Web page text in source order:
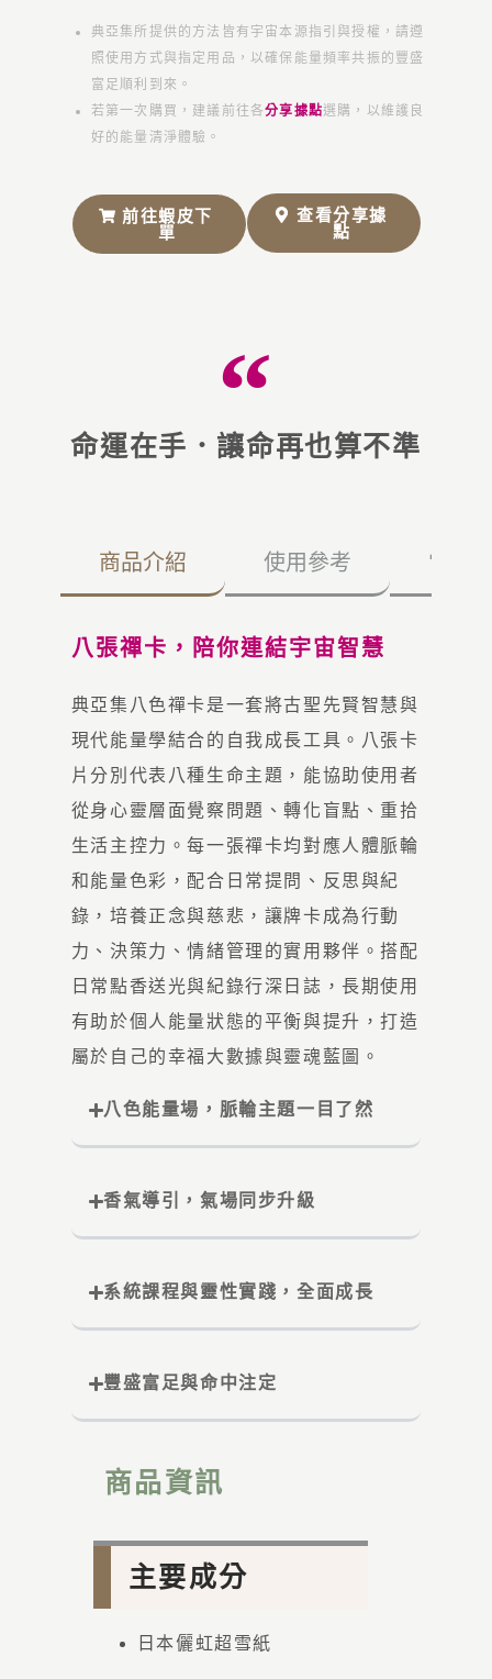
典亞集所提供的方法皆有宇宙本源指引與授權，請遵
照使用方式與指定用品，以確保能量頻率共振的豐盛
富足順利到來。
若第一次購買，建議前往各分享據點選購，以維護良
好的能量清淨體驗。
前往蝦皮下
單
查看分享據
點
命運在手．讓命再也算不準
商品介紹 使用參考 常見
八張禪卡，陪你連結宇宙智慧
典亞集八色禪卡是一套將古聖先賢智慧與
現代能量學結合的自我成長工具。八張卡
片分別代表八種生命主題，能協助使用者
從身心靈層面覺察問題、轉化盲點、重拾
生活主控力。每一張禪卡均對應人體脈輪
和能量色彩，配合日常提問、反思與紀
錄，培養正念與慈悲，讓牌卡成為行動
力、決策力、情緒管理的實用夥伴。搭配
日常點香送光與紀錄行深日誌，長期使用
有助於個人能量狀態的平衡與提升，打造
屬於自己的幸福大數據與靈魂藍圖。
八色能量場，脈輪主題一目了然
香氣導引，氣場同步升級
系統課程與靈性實踐，全面成長
豐盛富足與命中注定
商品資訊
主要成分
日本儷虹超雪紙